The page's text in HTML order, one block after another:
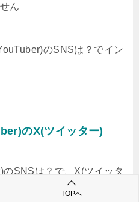
ん
のSNSは？でイン
のX(ツイッター)
SNSは？で、X(ツイッタ
ます。
TOPへ